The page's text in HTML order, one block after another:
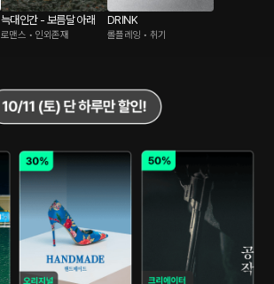
늑대인간 - 보름달 아래
로맨스 • 인외존재
DRINK
롤플레잉 • 취기